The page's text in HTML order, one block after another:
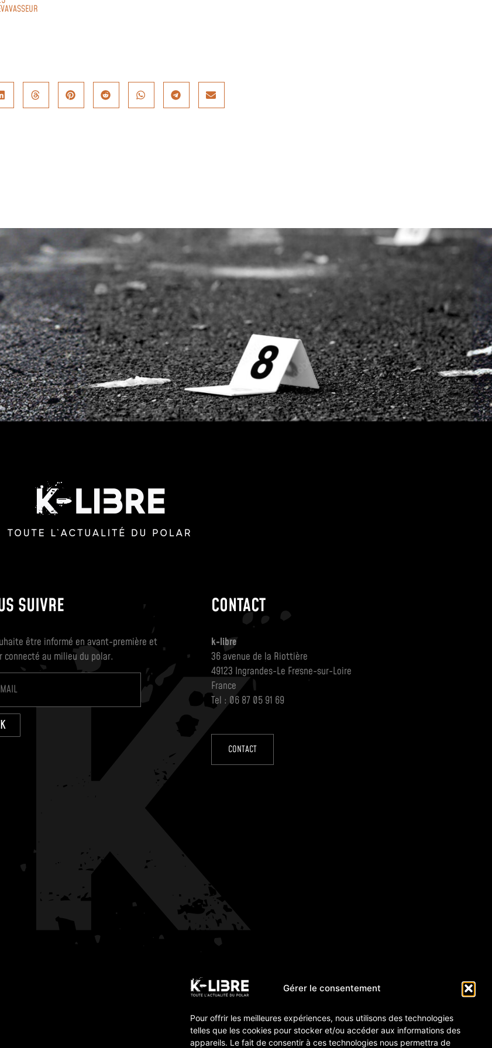
Gérer le consentement
Pour offrir les meilleures expériences, nous utilisons des technologies
telles que les cookies pour stocker et/ou accéder aux informations des
appareils. Le fait de consentir à ces technologies nous permettra de
SUIVRE
être informé en avant-première et
connecté au milieu du polar.
CONTACT
k-libre
36 avenue de la Riottière
49123 Ingrandes-Le Fresne-sur-Loire
France
Tel : 06 87 05 91 69
CONTACT